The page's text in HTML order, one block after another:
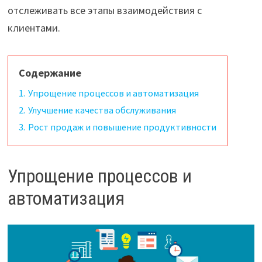
отслеживать все этапы взаимодействия с
клиентами.
Содержание
1. Упрощение процессов и автоматизация
2. Улучшение качества обслуживания
3. Рост продаж и повышение продуктивности
Упрощение процессов и
автоматизация